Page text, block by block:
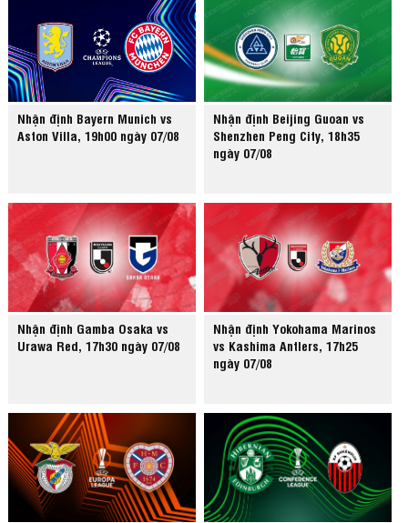
Nhận định Bayern Munich vs
Aston Villa, 19h00 ngày 07/08
Nhận định Beijing Guoan vs
Shenzhen Peng City, 18h35
ngày 07/08
Nhận định Gamba Osaka vs
Urawa Red, 17h30 ngày 07/08
Nhận định Yokohama Marinos
vs Kashima Antlers, 17h25
ngày 07/08